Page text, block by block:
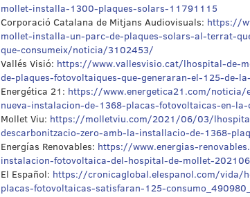
mollet-installa-1300-plaques-solars-11791115
Corporació Catalana de Mitjans Audiovisuals: https://
mollet-installa-un-parc-de-plaques-solars-al-terrat-
que-consumeix/noticia/3102453/
Vallés Visió: https://www.vallesvisio.cat/lhospital-de-
de-plaques-fotovoltaiques-que-generaran-el-125-de-
Energética 21: https://www.energetica21.com/
nueva-instalacion-de-1368-placas-fotovoltaicas-en-
Mollet Viu: https://molletviu.com/2021/06/03/
descarbonitzacio-zero-amb-la-installacio-de-1368-
Energías Renovables: https://www.energias-
instalacion-fotovoltaica-del-hospital-de-mollet-
El Español: https://cronicaglobal.elespanol.com/vida/
placas-fotovoltaicas-satisfaran-125-